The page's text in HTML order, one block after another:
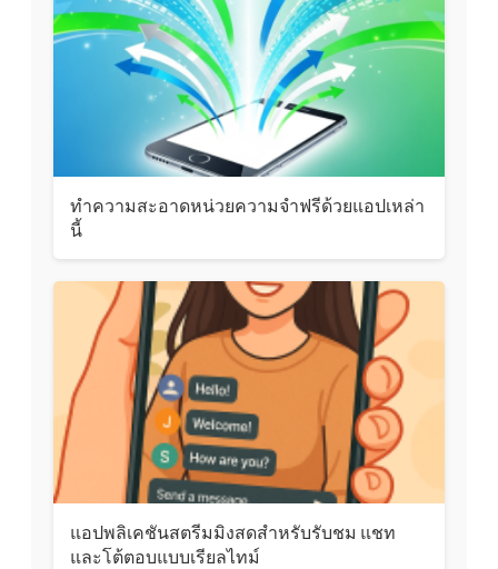
ทำความสะอาดหน่วยความจำฟรีด้วยแอปเหล่า
นี้
แอปพลิเคชันสตรีมมิงสดสำหรับรับชม แชท
และโต้ตอบแบบเรียลไทม์